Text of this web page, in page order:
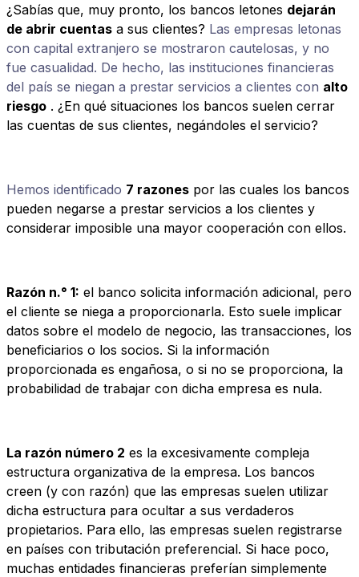
¿Sabías que, muy pronto, los bancos letones dejarán
de abrir cuentas a sus clientes? Las empresas letonas
con capital extranjero se mostraron cautelosas, y no
fue casualidad. De hecho, las instituciones financieras
del país se niegan a prestar servicios a clientes con alto
riesgo . ¿En qué situaciones los bancos suelen cerrar
las cuentas de sus clientes, negándoles el servicio?
Hemos identificado 7 razones por las cuales los bancos
pueden negarse a prestar servicios a los clientes y
considerar imposible una mayor cooperación con ellos.
Razón n.° 1: el banco solicita información adicional, pero
el cliente se niega a proporcionarla. Esto suele implicar
datos sobre el modelo de negocio, las transacciones, los
beneficiarios o los socios. Si la información
proporcionada es engañosa, o si no se proporciona, la
probabilidad de trabajar con dicha empresa es nula.
La razón número 2 es la excesivamente compleja
estructura organizativa de la empresa. Los bancos
creen (y con razón) que las empresas suelen utilizar
dicha estructura para ocultar a sus verdaderos
propietarios. Para ello, las empresas suelen registrarse
en países con tributación preferencial. Si hace poco,
muchas entidades financieras preferían simplemente